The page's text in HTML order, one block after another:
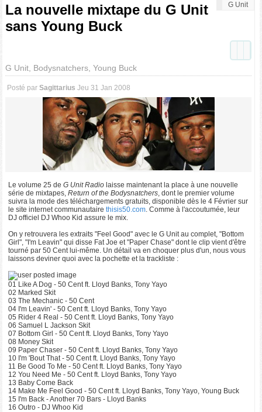
G Unit
La nouvelle mixtape du G Unit
sans Young Buck
G Unit, Bodysnatchers, Young Buck
Posté parSagittarius Jeu 31 Jan 2008
Le volume 25 deG Unit Radio laisse maintenant la place à une nouvelle
série de mixtapes,Return of the Bodysnatchers, dont le premier volume
suivra la mode des téléchargements gratuits, disponible dès le 4 Février sur
le site internet communautairethisis50.com. Comme à l'accoutumée, leur
DJ officiel DJ Whoo Kid assure le mix.
On y retrouvera les extraits "Feel Good" avec le G Unit au complet, "Bottom
Girl", "I'm Leavin" qui disse Fat Joe et "Paper Chase" dont le clip vient d'être
tourné par 50 Cent lui-même. Un détail va en choquer plus d'un, nous vous
laissons deviner quoi avec la pochette et la trackliste :
01 Like A Dog - 50 Cent ft. Lloyd Banks, Tony Yayo
02 Marked Skit
03 The Mechanic - 50 Cent
04 I'm Leavin' - 50 Cent ft. Lloyd Banks, Tony Yayo
05 Rider 4 Real - 50 Cent ft. Lloyd Banks, Tony Yayo
06 Samuel L Jackson Skit
07 Bottom Girl - 50 Cent ft. Lloyd Banks, Tony Yayo
08 Money Skit
09 Paper Chaser - 50 Cent ft. Lloyd Banks, Tony Yayo
10 I'm 'Bout That - 50 Cent ft. Lloyd Banks, Tony Yayo
11 Be Good To Me - 50 Cent ft. Lloyd Banks, Tony Yayo
12 You Need Me - 50 Cent ft. Lloyd Banks, Tony Yayo
13 Baby Come Back
14 Make Me Feel Good - 50 Cent ft. Lloyd Banks, Tony Yayo, Young Buck
15 I'm Back - Another 70 Bars - Lloyd Banks
16 Outro - DJ Whoo Kid